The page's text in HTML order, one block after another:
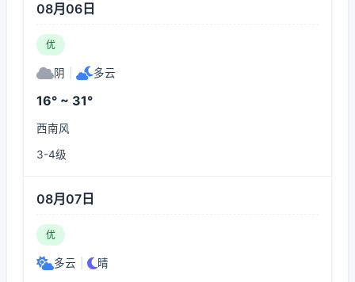
08月06日
优
阴 多云
16° ~ 31°
西南风
3-4级
08月07日
优
多云 晴